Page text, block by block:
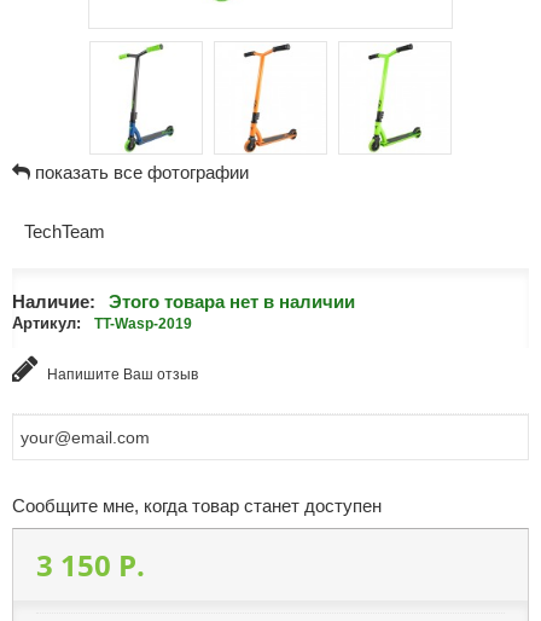
показать все фотографии
TechTeam
Наличие: Этого товара нет в наличии
Артикул: TT-Wasp-2019
Напишите Ваш отзыв
Сообщите мне, когда товар станет доступен
3 150 P.